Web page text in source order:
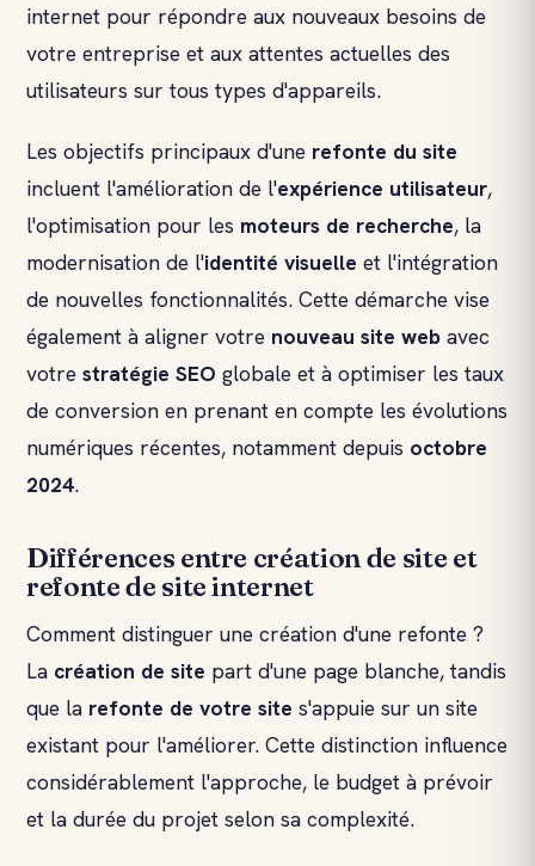
internet pour répondre aux nouveaux besoins de
votre entreprise et aux attentes actuelles des
utilisateurs sur tous types d'appareils.
Les objectifs principaux d'une refonte du site
incluent l'amélioration de l'expérience utilisateur,
l'optimisation pour les moteurs de recherche, la
modernisation de l'identité visuelle et l'intégration
de nouvelles fonctionnalités. Cette démarche vise
également à aligner votre nouveau site web avec
votre stratégie SEO globale et à optimiser les taux
de conversion en prenant en compte les évolutions
numériques récentes, notamment depuis octobre
2024.
Différences entre création de site et
refonte de site internet
Comment distinguer une création d'une refonte ?
La création de site part d'une page blanche, tandis
que la refonte de votre site s'appuie sur un site
existant pour l'améliorer. Cette distinction influence
considérablement l'approche, le budget à prévoir
et la durée du projet selon sa complexité.